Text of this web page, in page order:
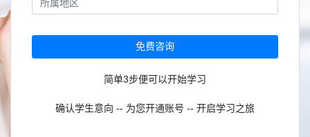
免费咨询
简单3步便可以开始学习
确认学生意向 -- 为您开通账号 -- 开启学习之旅